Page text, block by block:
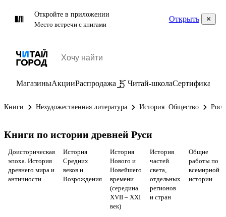
Откройте в приложении
Место встречи с книгами
Открыть
МагазиныАкцииРаспродажа Читай-школаСертификаты
Книги Нехудожественная литература История. Общество
Книги по истории древней Руси
Доисторическая
эпоха. История
древнего мира и
античности
История
Средних
веков и
Возрождения
История
Нового и
Новейшего
времени
(середина
XVII – XXI
век)
История
частей
света,
отдельных
регионов
и стран
Общие
работы по
всемирной
истории